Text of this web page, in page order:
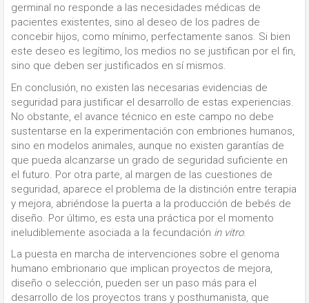
germinal no responde a las necesidades médicas de
pacientes existentes, sino al deseo de los padres de
concebir hijos, como mínimo, perfectamente sanos. Si bien
este deseo es legítimo, los medios no se justifican por el fin,
sino que deben ser justificados en sí mismos.
En conclusión, no existen las necesarias evidencias de
seguridad para justificar el desarrollo de estas experiencias.
No obstante, el avance técnico en este campo no debe
sustentarse en la experimentación con embriones humanos,
sino en modelos animales, aunque no existen garantías de
que pueda alcanzarse un grado de seguridad suficiente en
el futuro. Por otra parte, al margen de las cuestiones de
seguridad, aparece el problema de la distinción entre terapia
y mejora, abriéndose la puerta a la producción de bebés de
diseño. Por último, es esta una práctica por el momento
ineludiblemente asociada a la fecundación in vitro.
La puesta en marcha de intervenciones sobre el genoma
humano embrionario que implican proyectos de mejora,
diseño o selección, pueden ser un paso más para el
desarrollo de los proyectos trans y posthumanista, que